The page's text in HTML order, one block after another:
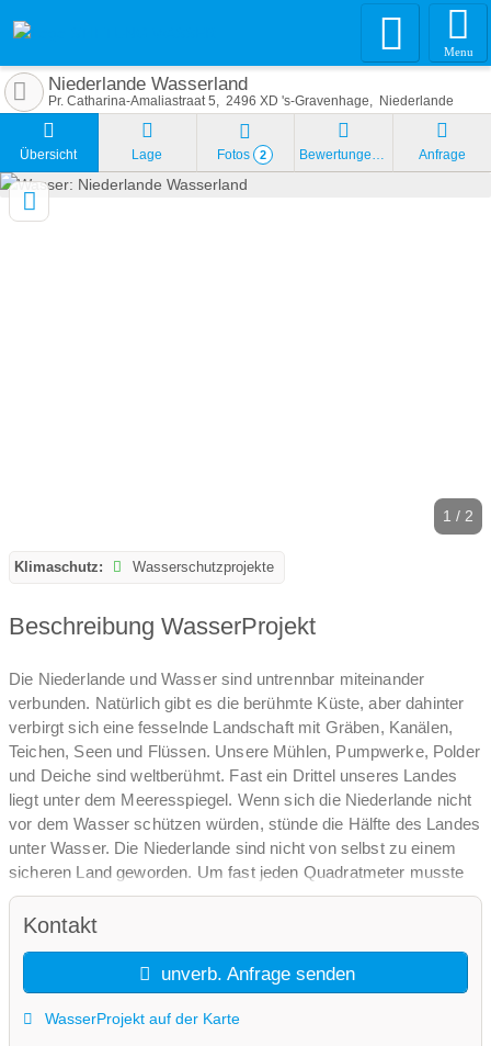
Menu
Niederlande Wasserland
Pr. Catharina-Amaliastraat 5 2496 XD 's-Gravenhage Niederlande
Übersicht Lage Fotos 2 Bewertungen Anfrage
1 / 2
Klimaschutz: Wasserschutzprojekte
Beschreibung WasserProjekt
Die Niederlande und Wasser sind untrennbar miteinander
verbunden. Natürlich gibt es die berühmte Küste, aber dahinter
verbirgt sich eine fesselnde Landschaft mit Gräben, Kanälen,
Teichen, Seen und Flüssen. Unsere Mühlen, Pumpwerke, Polder
und Deiche sind weltberühmt. Fast ein Drittel unseres Landes
liegt unter dem Meeresspiegel. Wenn sich die Niederlande nicht
vor dem Wasser schützen würden, stünde die Hälfte des Landes
unter Wasser. Die Niederlande sind nicht von selbst zu einem
sicheren Land geworden. Um fast jeden Quadratmeter musste
gekämpft werden. Einmal gewannen die Niederländer, einmal
gewann das Meer. Die großen wasserbautechnischen Projekte
sind Beispiele für Siege über das Meer. Wie wir mit Wasser
umgehen und es genießen, können Sie an verschiedenen Orten
sehen und erleben
Kontakt
unverb. Anfrage senden
WasserProjekt auf der Karte